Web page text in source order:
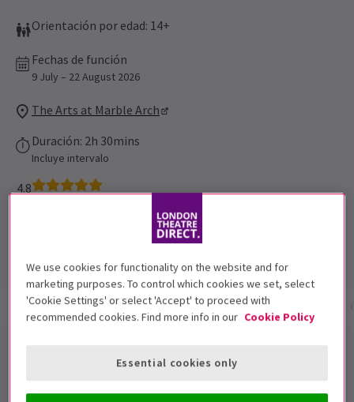
Orientación por edad: 14+
Fechas de función
9 July – 22 August 2026
The Arts at Marble Arch
Duración: 2h 30mins
Incluye intervalo
4.8
842reviews
Los críticos valoran muy bien este programa
Información del espectáculo Fechas y horarios
Heathers las entradas musicales
Tras temporadas de gran éxito en Londres, Nueva
We use cookies for functionality on the website and for
marketing purposes. To control which cookies we set, select
'Cookie Settings' or select 'Accept' to proceed with
recommended cookies. Find more info in our Cookie Policy
Essential cookies only